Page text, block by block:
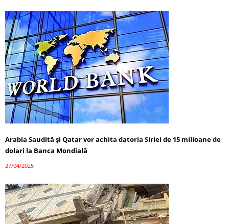
Arabia Saudită și Qatar vor achita datoria Siriei de 15 milioane de
dolari la Banca Mondială
27/04/2025